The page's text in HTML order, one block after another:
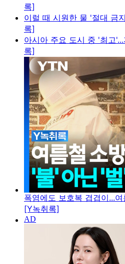
록]
이럴 때 시원한 물 '절대 금
록]
아시아 주요 도시 중 '최고
록]
폭염에도 보호복 겹겹이...
[Y녹취록]